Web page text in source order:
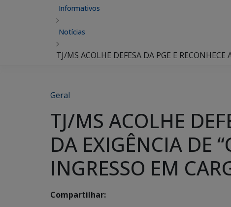
Informativos
Notícias
TJ/MS ACOLHE DEFESA DA PGE E
Geral
TJ/MS ACOLHE
DA EXIGÊNCIA DE
INGRESSO EM
Compartilhar: